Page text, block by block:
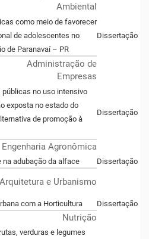
Ambiental
como meio de favorecer
de adolescentes no
de Paranavaí – PR
Dissertação
Administração de
Empresas
no uso intensivo
exposta no estado do
de promoção à
Dissertação
Engenharia Agronômica
na adubação da alface Dissertação
Arquitetura e Urbanismo
com a Horticultura Dissertação
Nutrição
verduras e legumes